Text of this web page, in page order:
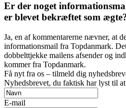
Er der noget
er blevet bekræftet som
Ja, en af kommentarerne nævner, at
informationsmail fra Topdanmark.
dobbelttjekke mailens afsender og
kommer fra Topdanmark.
Få nyt fra os – tilmeld dig
Nyhedsbrevet, du faktisk har lyst til
E-mail